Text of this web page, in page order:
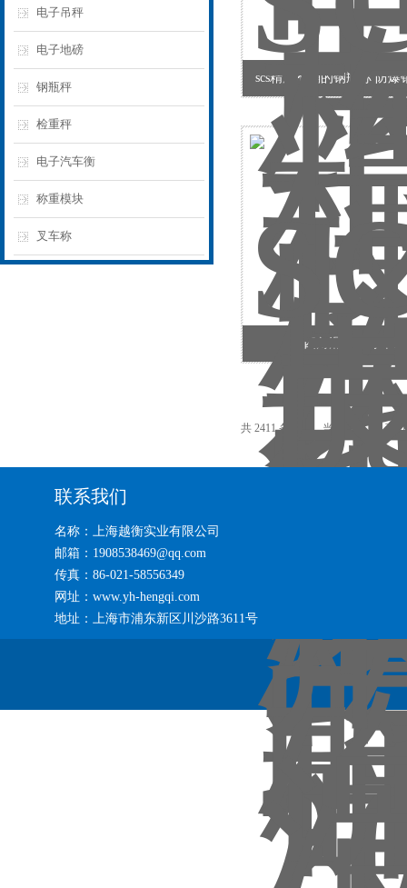
电子吊秤
电子地磅
钢瓶秤
检重秤
电子汽车衡
称重模块
叉车称
scs精度准确的钢瓶称 防爆
scs四角滑轮带打印
共 2411 条记录，当前 60 / 161 页
联系我们
名称：上海越衡实业有限公司
邮箱：1908538469@qq.com
传真：86-021-58556349
网址：www.yh-hengqi.com
地址：上海市浦东新区川沙路3611号